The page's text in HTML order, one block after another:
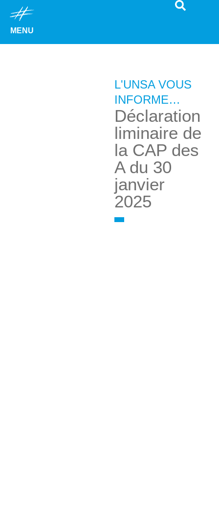
MENU
L'UNSA VOUS
INFORME…
Déclaration
liminaire de
la CAP des
A du 30
janvier
2025